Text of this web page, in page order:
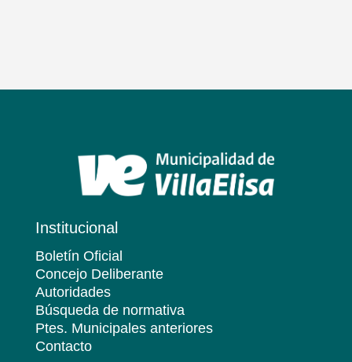
Institucional
Boletín Oficial
Concejo Deliberante
Autoridades
Búsqueda de normativa
Ptes. Municipales anteriores
Contacto